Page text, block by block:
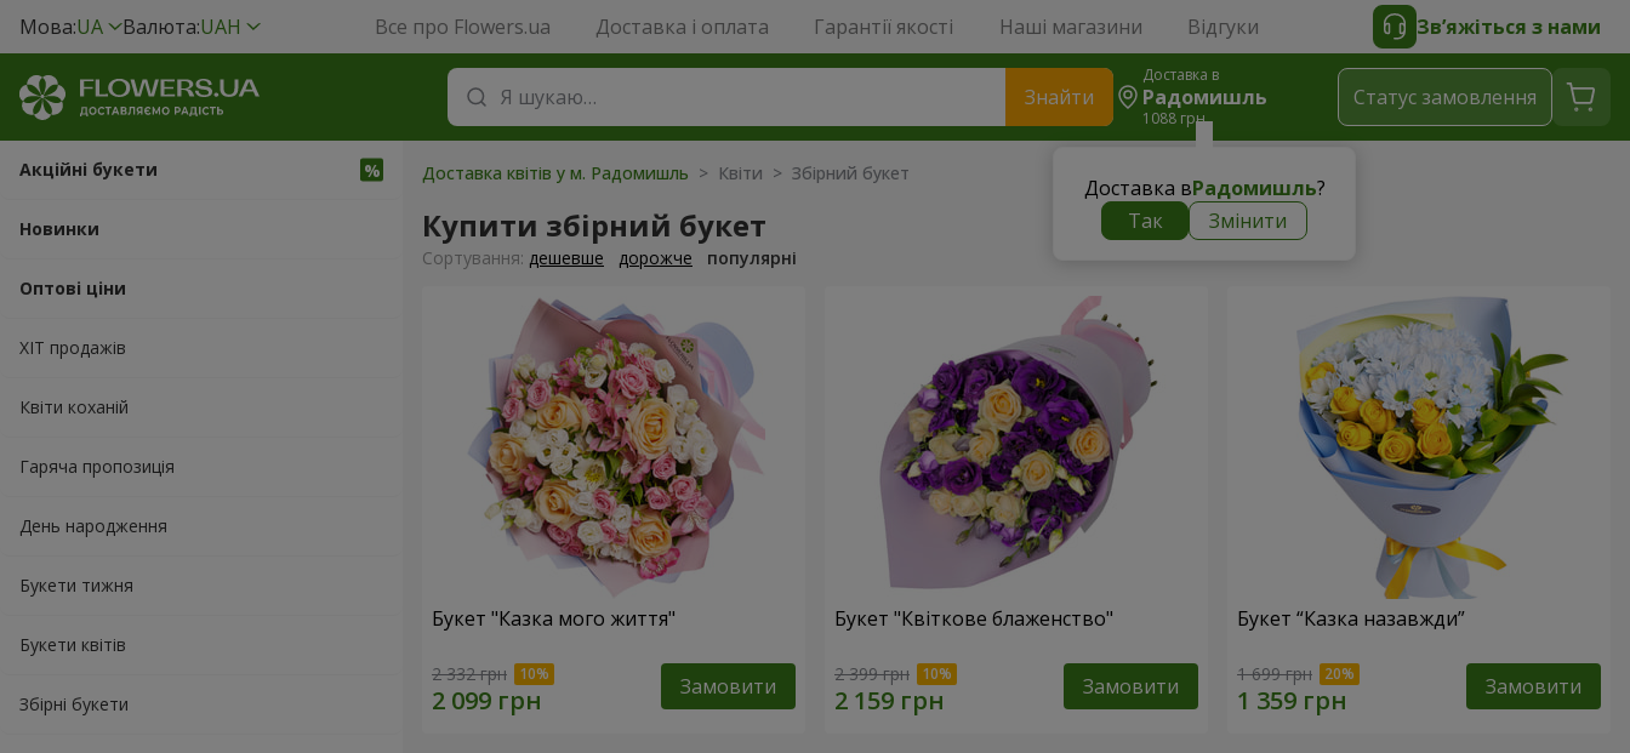
Мова:UA Валюта:UAH Все про Flowers.ua Доставка і оплата Гарантії якості Наші магазини Відгуки Зв’яжіться з нами
Знайти
Доставка в
Радомишль
1088 грн
Доставка вРадомишль?
Так
Змінити
Статус замовлення
Акційні букети
Новинки
Оптові ціни
ХІТ продажів
Квіти коханій
Гаряча пропозиція
День народження
Букети тижня
Букети квітів
Збірні букети
Доставка квітів у м. Радомишль > Квіти > Збірний букет
Купити збірний букет
Сортування: дешевше дорожче популярні
Букет "Казка мого життя"
2 332 грн Замовити
Букет "Квіткове блаженство"
2 399 грн Замовити
Букет “Казка назавжди”
1 699 грн Замовити